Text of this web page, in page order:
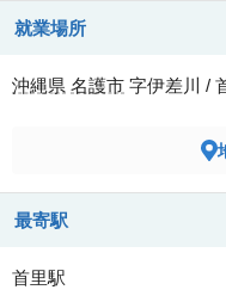
就業場所
沖縄県 名護市 字伊差川 /
最寄駅
首里駅